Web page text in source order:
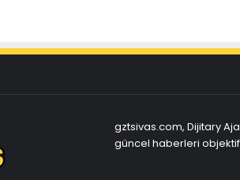
gztsivas.com, Dijitary
güncel haberleri